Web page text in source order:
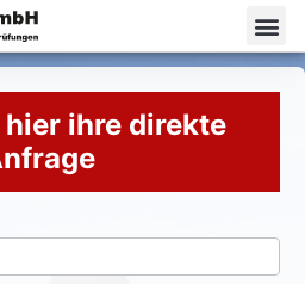
hier ihre direkte